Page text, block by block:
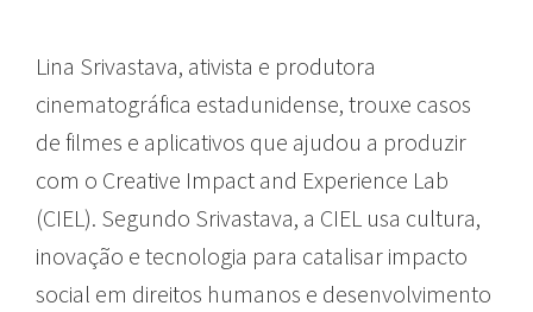
Lina Srivastava, ativista e produtora
cinematográfica estadunidense, trouxe casos
de filmes e aplicativos que ajudou a produzir
com o Creative Impact and Experience Lab
(CIEL). Segundo Srivastava, a CIEL usa cultura,
inovação e tecnologia para catalisar impacto
social em direitos humanos e desenvolvimento